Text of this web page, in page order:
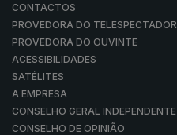
CONTACTOS
PROVEDORA DO TELESPECTADOR
PROVEDORA DO OUVINTE
ACESSIBILIDADES
SATÉLITES
A EMPRESA
CONSELHO GERAL INDEPENDENTE
CONSELHO DE OPINIÃO